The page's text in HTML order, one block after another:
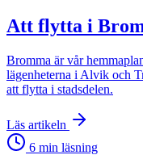
Att flytta i
Bromma är vår
lägenheterna i Alvik och
att flytta i stadsdelen.
Läs artikeln
6 min läsning